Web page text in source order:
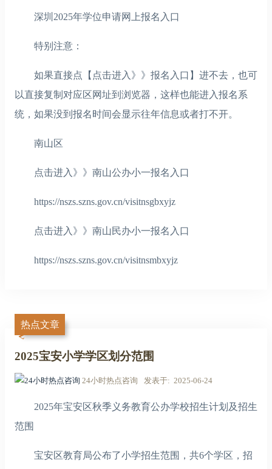
深圳2025年学位申请网上报名入口
特别注意：
如果直接点【点击进入》》报名入口】进不去，也可
以直接复制对应区网址到浏览器，这样也能进入报名系
统，如果没到报名时间会显示往年信息或者打不开。
南山区
点击进入》》南山公办小一报名入口
https://nszs.szns.gov.cn/visitnsgbxyjz
点击进入》》南山民办小一报名入口
https://nszs.szns.gov.cn/visitnsmbxyjz
热点文章
2025宝安小学学区划分范围
24小时热点咨询 发表于 2025-06-24
2025年宝安区秋季义务教育公办学校招生计划及招生
范围
宝安区教育局公布了小学招生范围，共6个学区，招